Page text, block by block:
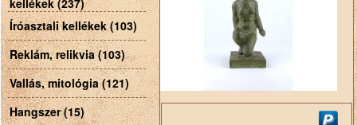
kellékek (237)
Íróasztali kellékek (103)
Reklám, relikvia (103)
Vallás, mitológia (121)
Hangszer (15)